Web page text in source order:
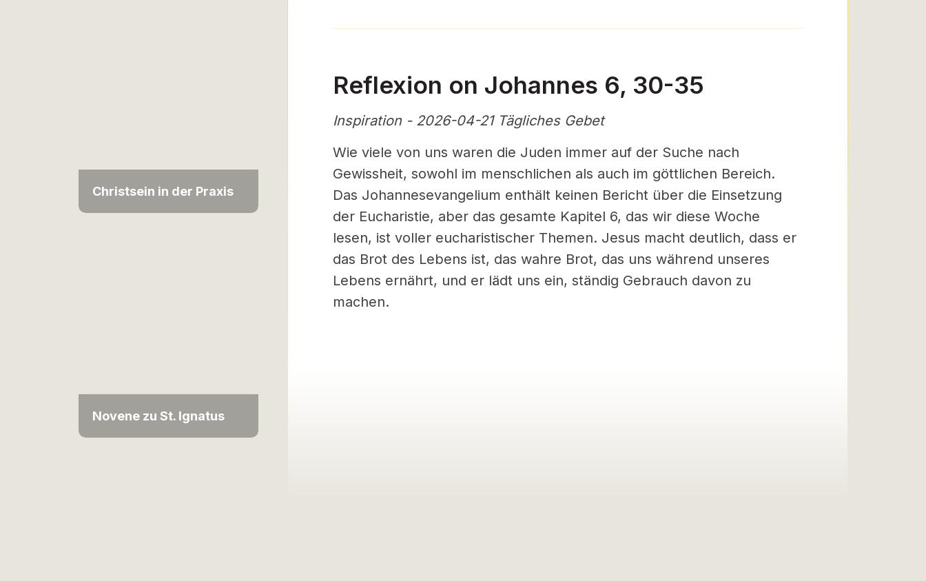
Christsein in der Praxis
Novene zu St. Ignatus
Reflexion on Johannes 6, 30-35
Inspiration - 2026-04-21 Tägliches Gebet
Wie viele von uns waren die Juden immer auf der Suche nach
Gewissheit, sowohl im menschlichen als auch im göttlichen Bereich.
Das Johannesevangelium enthält keinen Bericht über die Einsetzung
der Eucharistie, aber das gesamte Kapitel 6, das wir diese Woche
lesen, ist voller eucharistischer Themen. Jesus macht deutlich, dass er
das Brot des Lebens ist, das wahre Brot, das uns während unseres
Lebens ernährt, und er lädt uns ein, ständig Gebrauch davon zu
machen.